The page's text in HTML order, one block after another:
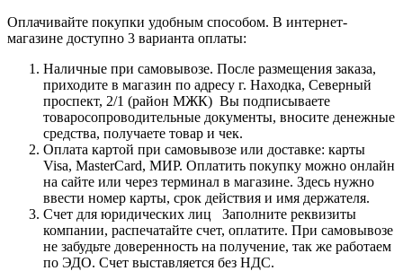
Оплачивайте покупки удобным способом. В интернет-
магазине доступно 3 варианта оплаты:
Наличные при самовывозе. После размещения заказа,
приходите в магазин по адресу г. Находка, Северный
проспект, 2/1 (район МЖК) Вы подписываете
товаросопроводительные документы, вносите денежные
средства, получаете товар и чек.
Оплата картой при самовывозе или доставке: карты
Visa, MasterCard, МИР. Оплатить покупку можно онлайн
на сайте или через терминал в магазине. Здесь нужно
ввести номер карты, срок действия и имя держателя.
Счет для юридических лиц Заполните реквизиты
компании, распечатайте счет, оплатите. При самовывозе
не забудьте доверенность на получение, так же работаем
по ЭДО. Счет выставляется без НДС.